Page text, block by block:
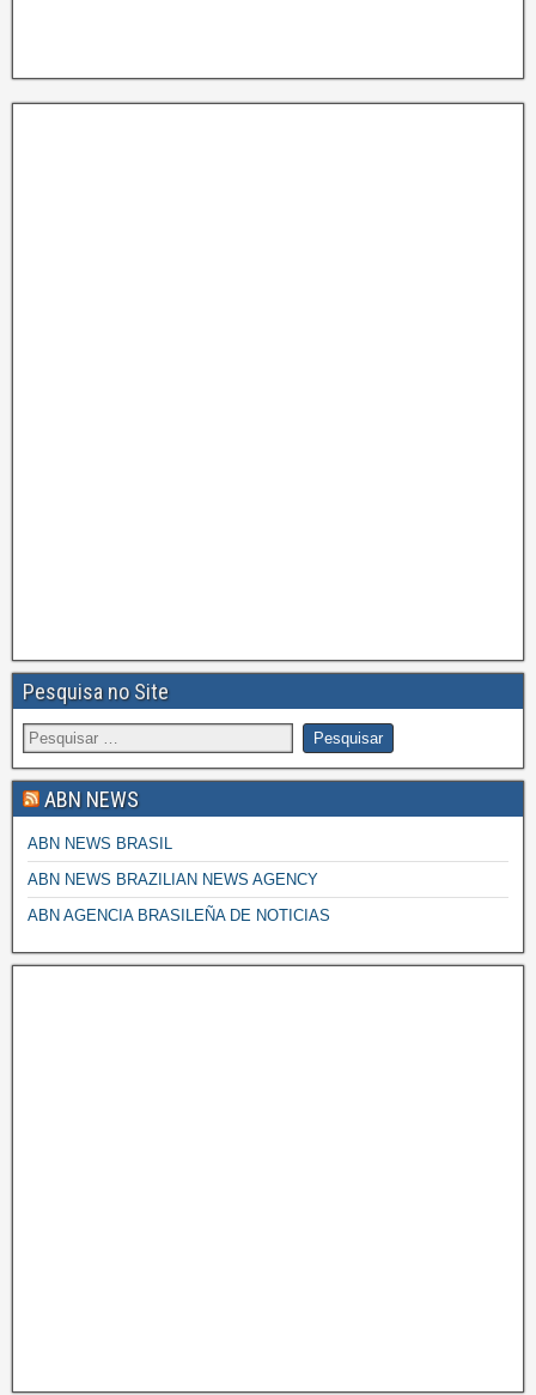
Pesquisa no Site
ABN NEWS
ABN NEWS BRASIL
ABN NEWS BRAZILIAN NEWS AGENCY
ABN AGENCIA BRASILEÑA DE NOTICIAS